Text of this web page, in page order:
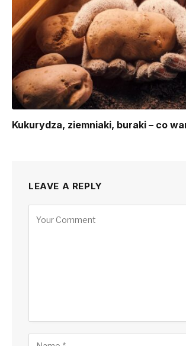
Kukurydza, ziemniaki, buraki – co
LEAVE A REPLY